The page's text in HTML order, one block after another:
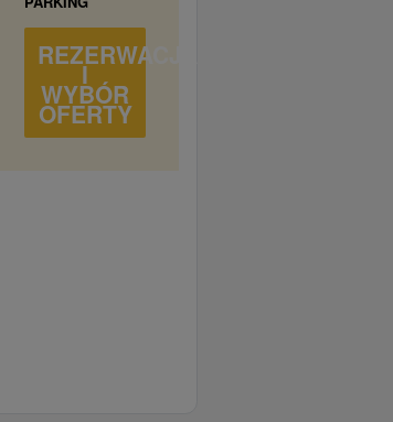
REZERWACJA
I
WYBÓR
OFERTY